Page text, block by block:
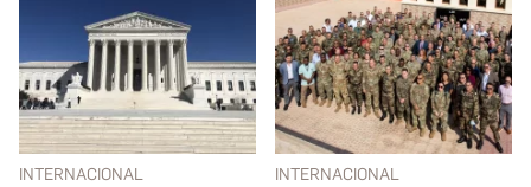
INTERNACIONAL INTERNACIONAL